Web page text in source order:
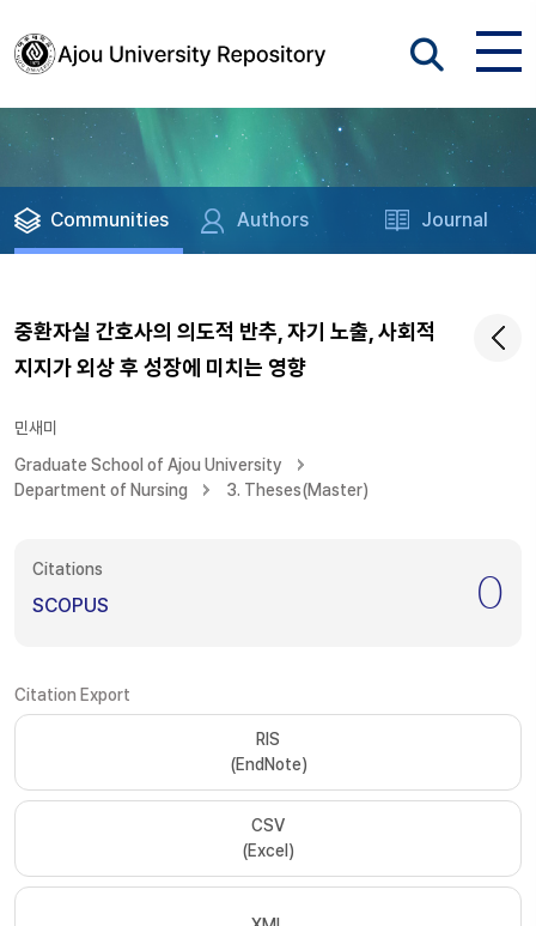
Communities Authors Journal
중환자실 간호사의 의도적 반추, 자기 노출, 사회적
지지가 외상 후 성장에 미치는 영향
민새미
Graduate School of Ajou University
Department of Nursing
3. Theses(Master)
Citations
SCOPUS 0
Citation Export
RIS
(EndNote)
CSV
(Excel)